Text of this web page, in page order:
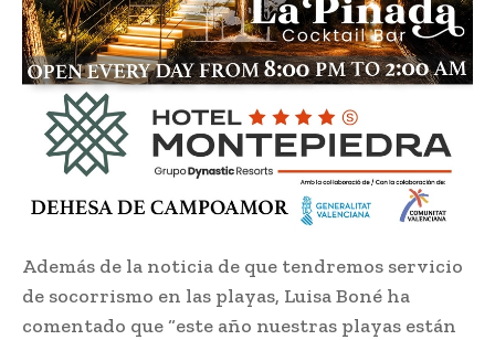
Además de la noticia de que tendremos servicio
de socorrismo en las playas, Luisa Boné ha
comentado que “este año nuestras playas están